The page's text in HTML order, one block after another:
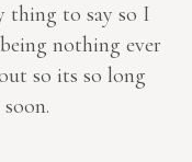
thing to say so I
nothing ever
so its so long